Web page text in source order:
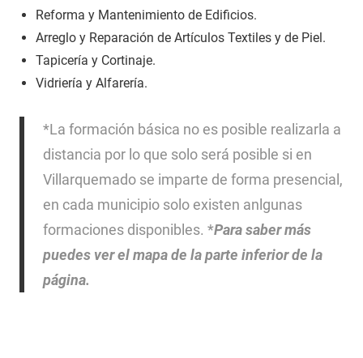
Reforma y Mantenimiento de Edificios.
Arreglo y Reparación de Artículos Textiles y de Piel.
Tapicería y Cortinaje.
Vidriería y Alfarería.
*La formación básica no es posible realizarla a
distancia por lo que solo será posible si en
Villarquemado se imparte de forma presencial,
en cada municipio solo existen anlgunas
formaciones disponibles. *Para saber más
puedes ver el mapa de la parte inferior de la
página.